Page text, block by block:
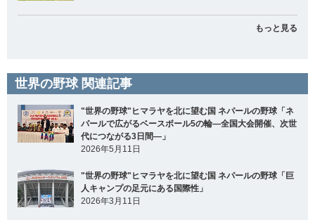
もっと見る
世界の野球 関連記事
"世界の野球"ヒマラヤを北に望む国 ネパールの野球「ネ
パールで広がるベースボール5の輪―全国大会開催、次世
代につながる3日間―」
2026年5月11日
"世界の野球"ヒマラヤを北に望む国 ネパールの野球「巨
人キャンプの足元にある国際性」
2026年3月11日